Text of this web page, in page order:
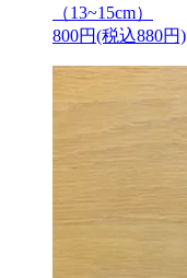
（13~15cm）
800円(税込880円)